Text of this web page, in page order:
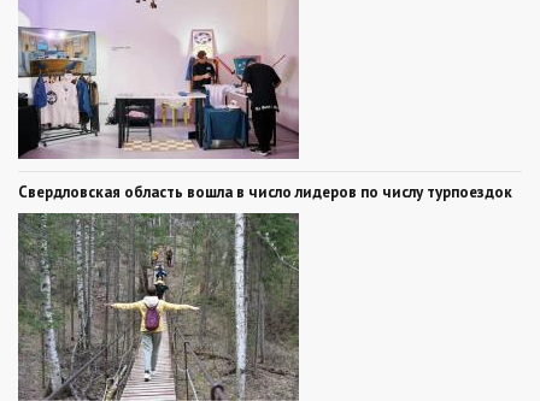
Свердловская область вошла в число лидеров по числу турпоездок